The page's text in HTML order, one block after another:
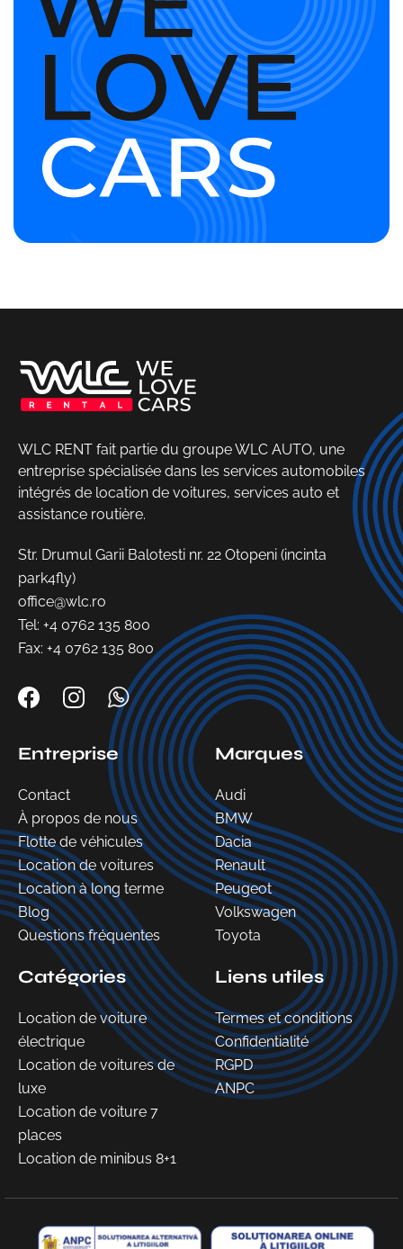
WLC RENT fait partie du groupe WLC AUTO, une
entreprise spécialisée dans les services automobiles
intégrés de location de voitures, services auto et
assistance routière.
Str. Drumul Garii Balotesti nr. 22 Otopeni (incinta
park4fly)
office@wlc.ro
Tel: +4 0762 135 800
Fax: +4 0762 135 800
Entreprise
Contact
À propos de nous
Flotte de véhicules
Location de voitures
Location à long terme
Blog
Questions fréquentes
Marques
Audi
BMW
Dacia
Renault
Peugeot
Volkswagen
Toyota
Catégories
Location de voiture
électrique
Location de voitures de
luxe
Location de voiture 7
places
Location de minibus 8+1
Liens utiles
Termes et conditions
Confidentialité
RGPD
ANPC